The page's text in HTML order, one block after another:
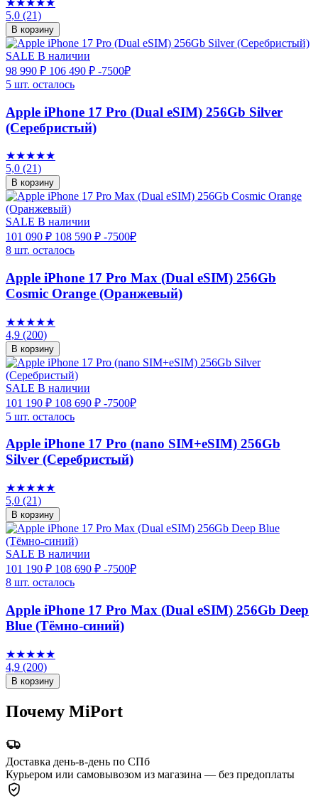
5,0 (21)
В корзину
SALE В наличии
98 990 ₽ 106 490 ₽ -7500₽
5 шт. осталось
Apple iPhone 17 Pro (Dual eSIM) 256Gb Silver
(Серебристый)
★★★★★
5,0 (21)
В корзину
SALE В наличии
101 090 ₽ 108 590 ₽ -7500₽
8 шт. осталось
Apple iPhone 17 Pro Max (Dual eSIM) 256Gb
Cosmic Orange (Оранжевый)
★★★★★
4,9 (200)
В корзину
SALE В наличии
101 190 ₽ 108 690 ₽ -7500₽
5 шт. осталось
Apple iPhone 17 Pro (nano SIM+eSIM) 256Gb
Silver (Серебристый)
★★★★★
5,0 (21)
В корзину
SALE В наличии
101 190 ₽ 108 690 ₽ -7500₽
8 шт. осталось
Apple iPhone 17 Pro Max (Dual eSIM) 256Gb Deep
Blue (Тёмно-синий)
★★★★★
4,9 (200)
В корзину
Почему MiPort
Доставка день-в-день по СПб
Курьером или самовывозом из магазина — без предоплаты